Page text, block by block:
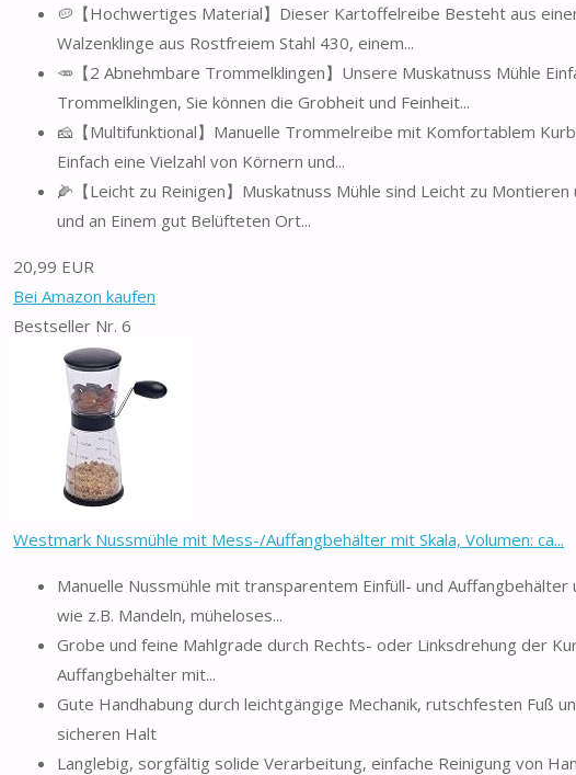
🥔【Hochwertiges Material】Dieser Kartoffelreibe Besteht aus
Walzenklinge aus Rostfreiem Stahl 430, einem...
🥕【2 Abnehmbare Trommelklingen】Unsere Muskatnuss Mühle
Trommelklingen, Sie können die Grobheit und Feinheit...
🧀【Multifunktional】Manuelle Trommelreibe mit Komfortablem
Einfach eine Vielzahl von Körnern und...
🌽【Leicht zu Reinigen】Muskatnuss Mühle sind Leicht zu
und an Einem gut Belüfteten Ort...
20,99 EUR
Bei Amazon kaufen
Bestseller Nr. 6
Westmark Nussmühle mit Mess-/Auffangbehälter mit Skala, Volumen: ca...
Manuelle Nussmühle mit transparentem Einfüll- und
wie z.B. Mandeln, müheloses...
Grobe und feine Mahlgrade durch Rechts- oder Linksdrehung der
Auffangbehälter mit...
Gute Handhabung durch leichtgängige Mechanik, rutschfesten Fuß
sicheren Halt
Langlebig, sorgfältig solide Verarbeitung, einfache Reinigung von